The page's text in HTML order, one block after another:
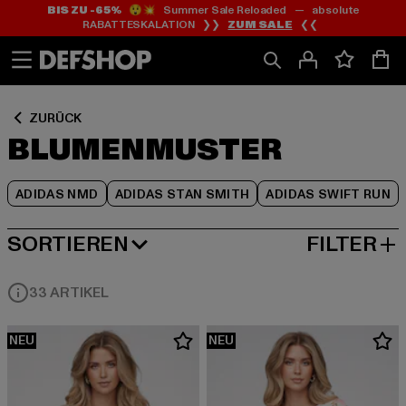
Zum
Inhalt
springen
Zum
Fußzeile
springen
BIS ZU -65%😲💥 Summer Sale Reloaded — absolute
RABATTESKALATION ❯❯ ZUM SALE ❮❮
ZURÜCK
BLUMENMUSTER
ADIDAS NMD ADIDAS STAN SMITH ADIDAS SWIFT RUN
Zum
Produktraster
springen
SORTIEREN
NEUESTE FILTER
33 ARTIKEL
NEU NEU